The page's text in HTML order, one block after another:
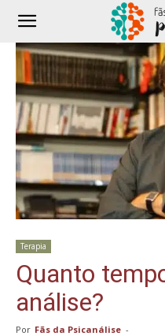
Terapia
Quanto
análise?
Por Fãs da Psicanálise -